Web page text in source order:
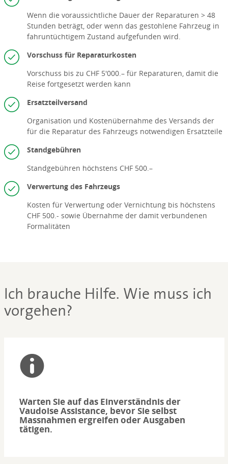
Wenn die voraussichtliche Dauer der Reparaturen > 48
Stunden beträgt, oder wenn das gestohlene Fahrzeug in
fahruntüchtigem Zustand aufgefunden wird.
Vorschuss für Reparaturkosten
Vorschuss bis zu CHF 5'000.– für Reparaturen, damit die
Reise fortgesetzt werden kann
Ersatzteilversand
Organisation und Kostenübernahme des Versands der
für die Reparatur des Fahrzeugs notwendigen Ersatzteile
Standgebühren
Standgebühren höchstens CHF 500.–
Verwertung des Fahrzeugs
Kosten für Verwertung oder Vernichtung bis höchstens
CHF 500.- sowie Übernahme der damit verbundenen
Formalitäten
Ich brauche Hilfe. Wie muss ich
vorgehen?
Warten Sie auf das Einverständnis der
Vaudoise Assistance, bevor Sie selbst
Massnahmen ergreifen oder Ausgaben
tätigen.